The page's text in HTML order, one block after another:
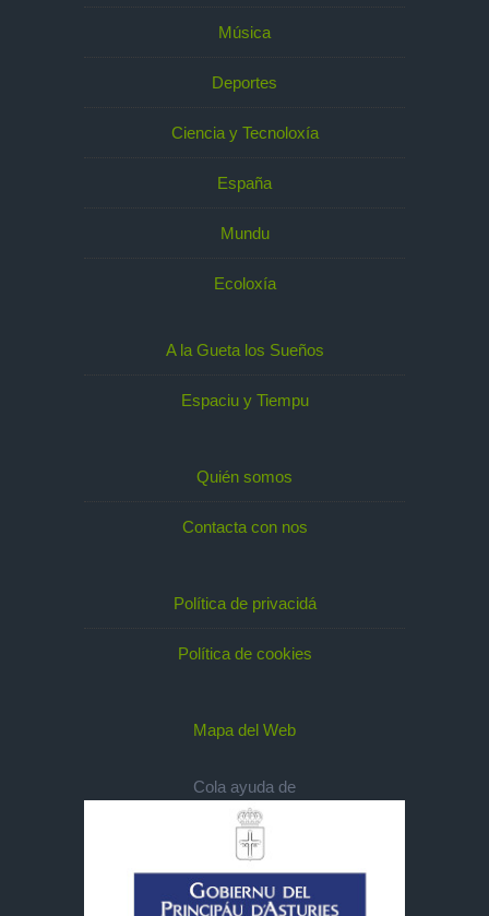
Música
Deportes
Ciencia y Tecnoloxía
España
Mundu
Ecoloxía
A la Gueta los Sueños
Espaciu y Tiempu
Quién somos
Contacta con nos
Política de privacidá
Política de cookies
Mapa del Web
Cola ayuda de